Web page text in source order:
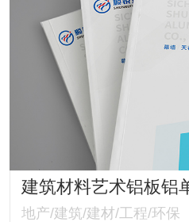
地产/建筑/建材/工程/环保